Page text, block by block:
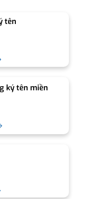
tên
ký tên miền